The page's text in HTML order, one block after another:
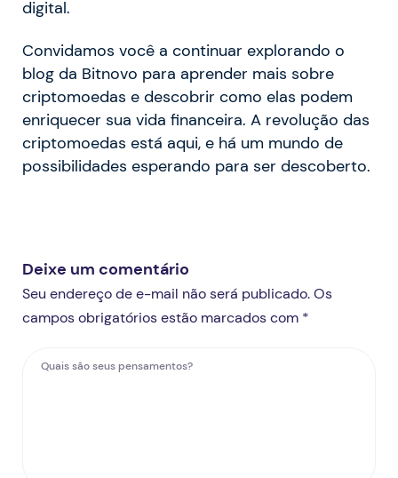
digital.
Convidamos você a continuar explorando o
blog da Bitnovo para aprender mais sobre
criptomoedas e descobrir como elas podem
enriquecer sua vida financeira. A revolução das
criptomoedas está aqui, e há um mundo de
possibilidades esperando para ser descoberto.
Deixe um comentário
Seu endereço de e-mail não será publicado. Os
campos obrigatórios estão marcados com *